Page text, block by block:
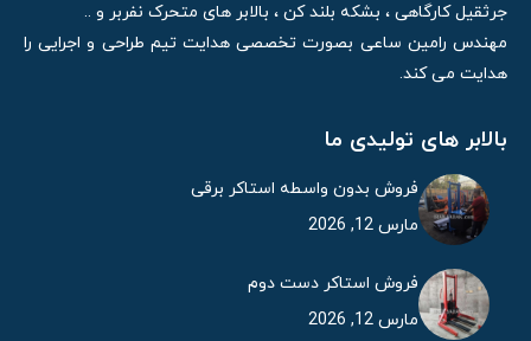
جرثقیل کارگاهی ، بشکه بلند کن ، بالابر های متحرک نفربر و ..
مهندس رامین ساعی بصورت تخصصی هدایت تیم طراحی و اجرایی را
هدایت می کند.
بالابر های تولیدی ما
فروش بدون واسطه استاکر برقی
مارس 12, 2026
فروش استاکر دست دوم
مارس 12, 2026